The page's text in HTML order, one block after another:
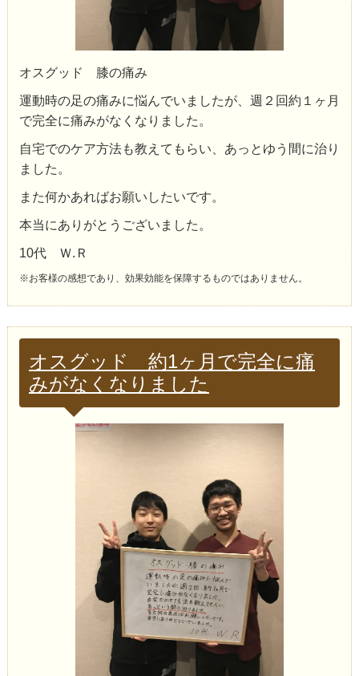
オスグッド 膝の痛み
運動時の足の痛みに悩んでいましたが、週２回約１ヶ月
で完全に痛みがなくなりました。
自宅でのケア方法も教えてもらい、あっとゆう間に治り
ました。
また何かあればお願いしたいです。
本当にありがとうございました。
10代 Ｗ.Ｒ
※お客様の感想であり、効果効能を保障するものではありません。
オスグッド 約1ヶ月で完全に痛
みがなくなりました